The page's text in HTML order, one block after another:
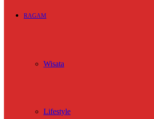
RAGAM
Wisata
Lifestyle